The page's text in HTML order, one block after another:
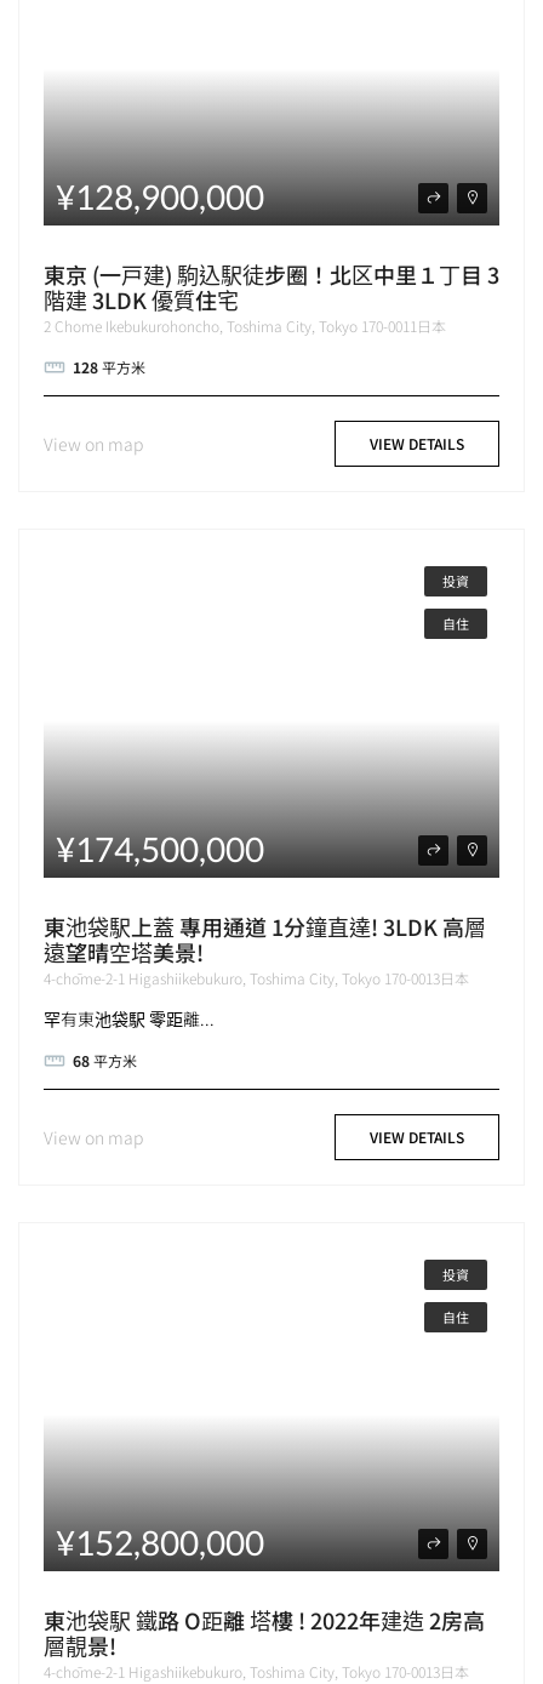
¥128,900,000
東京 (一戸建) 駒込駅徒步圈！北区中里１丁目 3
階建 3LDK 優質住宅
2 Chome Ikebukurohoncho, Toshima City, Tokyo 170-0011日本
128平方米
View on map VIEW DETAILS
投資
自住
¥174,500,000
東池袋駅上蓋 專用通道 1分鐘直達! 3LDK 高層
遠望晴空塔美景!
4-chōme-2-1 Higashiikebukuro, Toshima City, Tokyo 170-0013日本
罕有東池袋駅 零距離...
68平方米
View on map VIEW DETAILS
投資
自住
¥152,800,000
東池袋駅 鐵路 O距離 塔樓 ! 2022年建造 2房高
層靚景!
4-chōme-2-1 Higashiikebukuro, Toshima City, Tokyo 170-0013日本